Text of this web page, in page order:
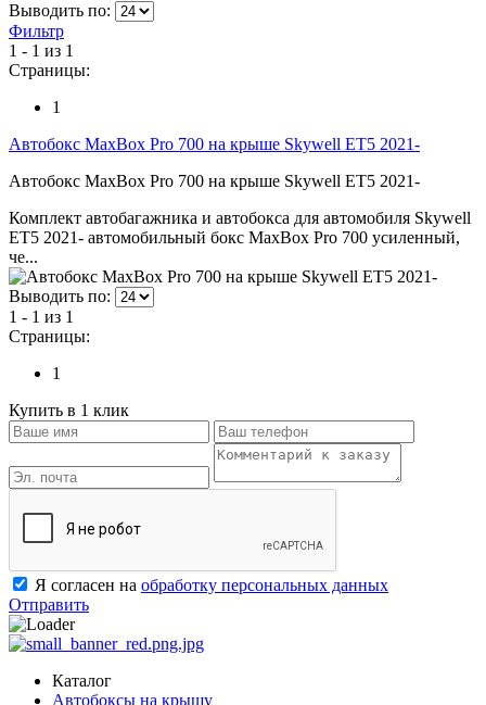
Выводить по:
Фильтр
1 - 1 из 1
Страницы:
1
Автобокс MaxBox Pro 700 на крыше Skywell ET5 2021-
Автобокс MaxBox Pro 700 на крыше Skywell ET5 2021-
Комплект автобагажника и автобокса для автомобиля Skywell
ET5 2021- автомобильный бокс MaxBox Pro 700 усиленный,
че...
Выводить по:
1 - 1 из 1
Страницы:
1
Купить в 1 клик
Я согласен на обработку персональных данных
Отправить
Каталог
Автобоксы на крышу